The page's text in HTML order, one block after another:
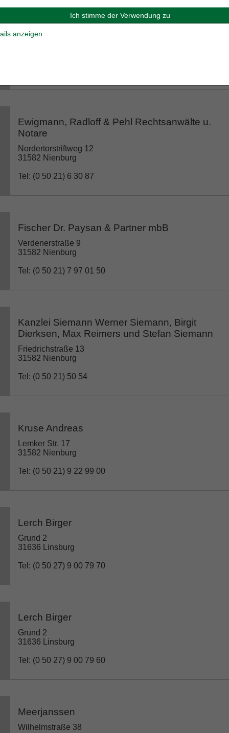
anzeigen
Ewigmann, Radloff & Pehl Rechtsanwälte u.
Notare
Nordertorstriftweg 12
31582 Nienburg
Tel: (0 50 21) 6 30 87
Fischer Dr. Paysan & Partner mbB
Verdenerstraße 9
31582 Nienburg
Tel: (0 50 21) 7 97 01 50
Kanzlei Siemann Werner Siemann, Birgit
Dierksen, Max Reimers und Stefan Siemann
Friedrichstraße 13
31582 Nienburg
Tel: (0 50 21) 50 54
Kruse Andreas
Lemker Str. 17
31582 Nienburg
Tel: (0 50 21) 9 22 99 00
Lerch Birger
Grund 2
31636 Linsburg
Tel: (0 50 27) 9 00 79 70
Lerch Birger
Grund 2
31636 Linsburg
Tel: (0 50 27) 9 00 79 60
Meerjanssen
Wilhelmstraße 38